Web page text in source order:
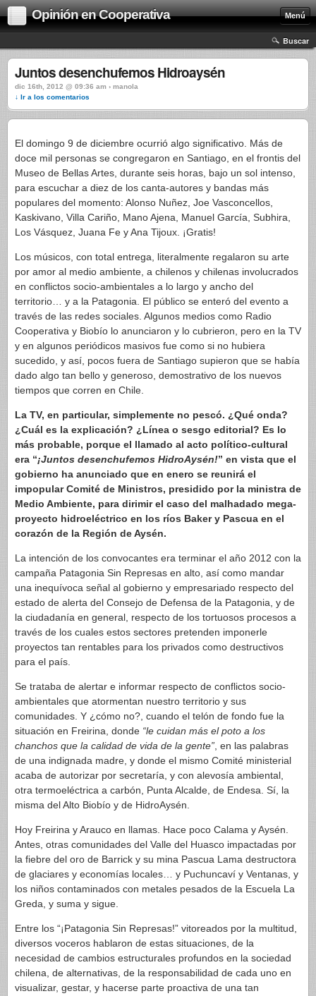
Opinión en Cooperativa Menú
Buscar
Juntos desenchufemos Hidroaysén
dic 16th, 2012 @ 09:36 am › manola
↓ Ir a los comentarios
El domingo 9 de diciembre ocurrió algo significativo. Más de
doce mil personas se congregaron en Santiago, en el frontis del
Museo de Bellas Artes, durante seis horas, bajo un sol intenso,
para escuchar a diez de los canta-autores y bandas más
populares del momento: Alonso Nuñez, Joe Vasconcellos,
Kaskivano, Villa Cariño, Mano Ajena, Manuel García, Subhira,
Los Vásquez, Juana Fe y Ana Tijoux. ¡Gratis!
Los músicos, con total entrega, literalmente regalaron su arte
por amor al medio ambiente, a chilenos y chilenas involucrados
en conflictos socio-ambientales a lo largo y ancho del
territorio… y a la Patagonia. El público se enteró del evento a
través de las redes sociales. Algunos medios como Radio
Cooperativa y Biobío lo anunciaron y lo cubrieron, pero en la TV
y en algunos periódicos masivos fue como si no hubiera
sucedido, y así, pocos fuera de Santiago supieron que se había
dado algo tan bello y generoso, demostrativo de los nuevos
tiempos que corren en Chile.
La TV, en particular, simplemente no pescó. ¿Qué onda?
¿Cuál es la explicación? ¿Línea o sesgo editorial? Es lo
más probable, porque el llamado al acto político-cultural
era “¡Juntos desenchufemos HidroAysén!” en vista que el
gobierno ha anunciado que en enero se reunirá el
impopular Comité de Ministros, presidido por la ministra de
Medio Ambiente, para dirimir el caso del malhadado mega-
proyecto hidroeléctrico en los ríos Baker y Pascua en el
corazón de la Región de Aysén.
La intención de los convocantes era terminar el año 2012 con la
campaña Patagonia Sin Represas en alto, así como mandar
una inequívoca señal al gobierno y empresariado respecto del
estado de alerta del Consejo de Defensa de la Patagonia, y de
la ciudadanía en general, respecto de los tortuosos procesos a
través de los cuales estos sectores pretenden imponerle
proyectos tan rentables para los privados como destructivos
para el país.
Se trataba de alertar e informar respecto de conflictos socio-
ambientales que atormentan nuestro territorio y sus
comunidades. Y ¿cómo no?, cuando el telón de fondo fue la
situación en Freirina, donde “le cuidan más el poto a los
chanchos que la calidad de vida de la gente” , en las palabras
de una indignada madre, y donde el mismo Comité ministerial
acaba de autorizar por secretaría, y con alevosía ambiental,
otra termoeléctrica a carbón, Punta Alcalde, de Endesa. Sí, la
misma del Alto Biobío y de HidroAysén.
Hoy Freirina y Arauco en llamas. Hace poco Calama y Aysén.
Antes, otras comunidades del Valle del Huasco impactadas por
la fiebre del oro de Barrick y su mina Pascua Lama destructora
de glaciares y economías locales… y Puchuncaví y Ventanas, y
los niños contaminados con metales pesados de la Escuela La
Greda, y suma y sigue.
Entre los “¡Patagonia Sin Represas!” vitoreados por la multitud,
diversos voceros hablaron de estas situaciones, de la
necesidad de cambios estructurales profundos en la sociedad
chilena, de alternativas, de la responsabilidad de cada uno en
visualizar, gestar, y hacerse parte proactiva de una tan